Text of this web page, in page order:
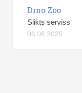
Dino Zoo
Slikts serviss
06.06.2025